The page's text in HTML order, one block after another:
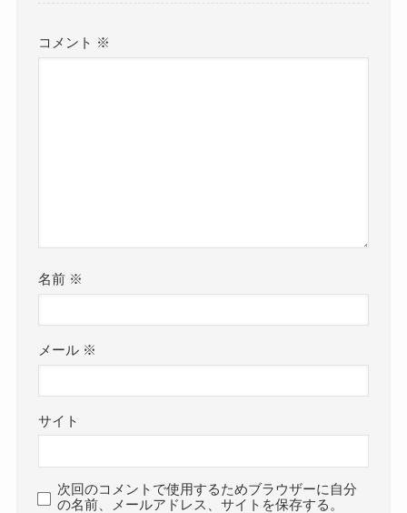
コメント ※
名前 ※
メール ※
サイト
次回のコメントで使用するためブラウザーに自分
の名前、メールアドレス、サイトを保存する。